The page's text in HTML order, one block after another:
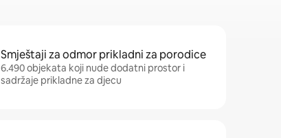
Smještaji za odmor prikladni za porodice
6.490 objekata koji nude dodatni prostor i
sadržaje prikladne za djecu